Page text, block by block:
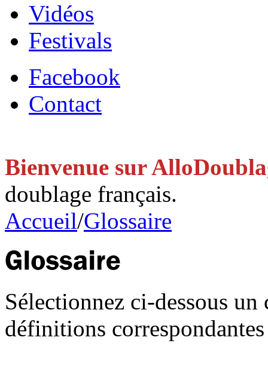
Vidéos
Festivals
Facebook
Contact
Bienvenue sur
doublage français.
Accueil/Glossaire
Sélectionnez ci-dessous
définitions